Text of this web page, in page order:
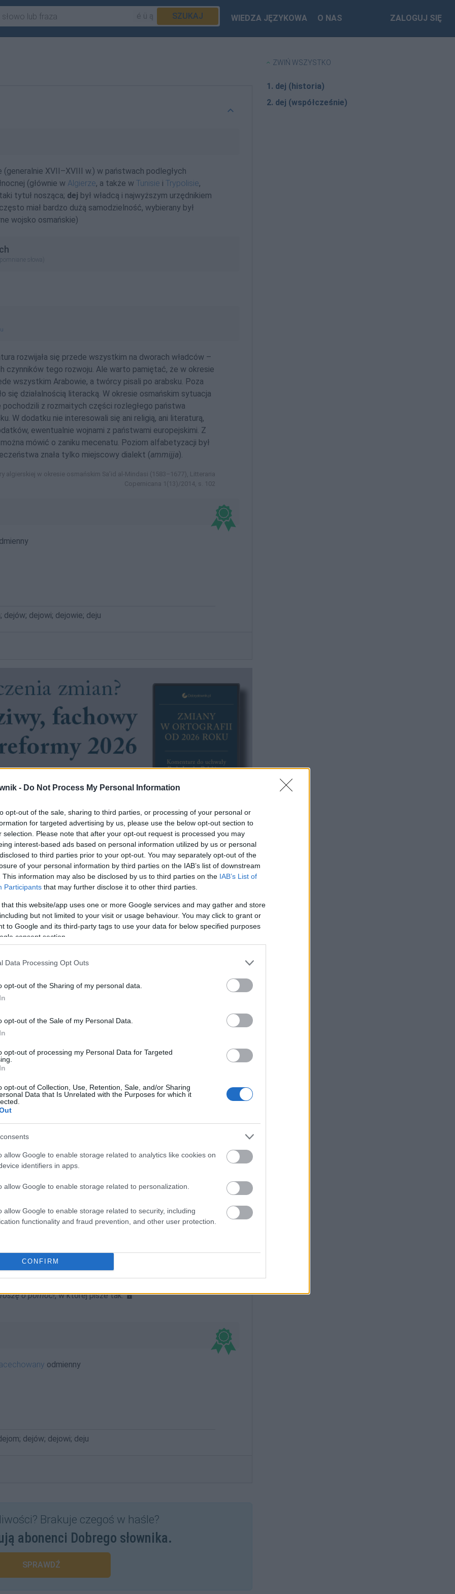
- Do Not Process My Personal Information
opt-out of the sale, sharing to third parties, or processing of your personal or
for targeted advertising by us, please use the below opt-out section to
selection. Please note that after your opt-out request is processed you may
interest-based ads based on personal information utilized by us or personal
to third parties prior to your opt-out. You may separately opt-out of the
of your personal information by third parties on the IAB’s list of downstream
This information may also be disclosed by us to third parties on the IAB’s List of
Participants that may further disclose it to other third parties.
that this website/app uses one or more Google services and may gather and store
but not limited to your visit or usage behaviour. You may click to grant or
to Google and its third-party tags to use your data for below specified purposes
consent section.
Data Processing Opt Outs
opt-out of the Sharing of my personal data.
opt-out of the Sale of my Personal Data.
opt-out of processing my Personal Data for Targeted
opt-out of Collection, Use, Retention, Sale, and/or Sharing
Data that Is Unrelated with the Purposes for which it
allow Google to enable storage related to analytics like cookies on
identifiers in apps.
allow Google to enable storage related to personalization.
allow Google to enable storage related to security, including
functionality and fraud prevention, and other user protection.
CONFIRM
SZUKAJ WIEDZA JĘZYKOWA O NAS ZALOGUJ SIĘ
XVII–XVIII w.) w państwach podległych
(głównie w Algierze, a także w Tunisie i Trypolisie,
tytuł nosząca; dej był władcą i najwyższym urzędnikiem
miał bardzo dużą samodzielność, wybierany był
wojsko osmańskie)
słowa)
rozwijała się przede wszystkim na dworach władców –
czynników tego rozwoju. Ale warto pamiętać, że w okresie
wszystkim Arabowie, a twórcy pisali po arabsku. Poza
się działalnością literacką. W okresie osmańskim sytuacja
pochodzili z rozmaitych części rozległego państwa
W dodatku nie interesowali się ani religią, ani literaturą,
ewentualnie wojnami z państwami europejskimi. Z
mówić o zaniku mecenatu. Poziom alfabetyzacji był
znała tylko miejscowy dialekt (ammijja).
algierskiej w okresie osmańskim Sa’id al-Mindasi (1583–1677), Litteraria
Copernicana 1(13)/2014, s. 102
dejów; dejowi; dejowie; deju
postawę względem społeczeństwa, zwłaszcza poprzez
zrzutek na portalach dla potrzebujących; słowo
słowa)
zrzutki, jednak już spotkałam się z pretensjami, że to
za zbiórkę. Rozumiem, że ludzkie odruchy pomiędzy
zdzierżenia dla niektórych. A ja właśnie uważam, że warto
by jeszcze bardziej podkreślić kontrast między
wrzucania memów. No ale jeszcze się taki nie
post na profiluDej, mam horom curke, facebook.com, 08.12.2025
czy brajanków dołącza ogólniejszy (bo obupłciowy)
na przykład umieszcza na portalu zrzutka.pl zbiórkę o
o pomoc!, w której pisze tak:
odmienny
dejów; dejowi; deju
Brakuje czegoś w haśle?
abonenci Dobrego słownika.
SPRAWDŹ
ZWIŃ WSZYSTKO
1. dej (historia)
2. dej (współcześnie)